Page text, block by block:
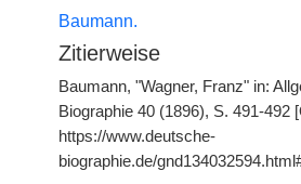
Baumann.
Zitierweise
Baumann, "Wagner, Franz" in:
Biographie 40 (1896), S. 491-492
https://www.deutsche-
biographie.de/